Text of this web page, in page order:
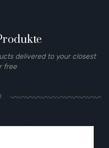
delivered to your closest
free